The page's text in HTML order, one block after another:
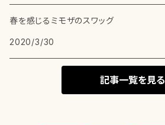
春を感じるミモザのスワッグ
2020/3/30
記事一覧を見る